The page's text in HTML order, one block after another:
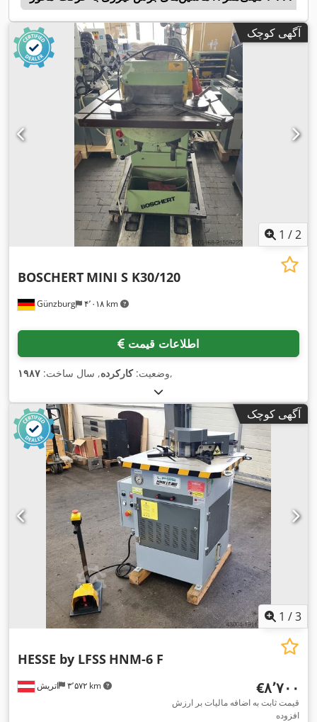
آگهی کوچک
1 /2
Günzburg ۴٬۰۱۸ km
BOSCHERT MINI S K30/120
اطلاعات قیمت
وضعیت:کارکرده, سال ساخت: ۱۹۸۷ ,
آگهی کوچک
1 /3
اتریش ۳٬۵۷۲ km
HESSE by LFSS HNM-6 F
‎€۸٬۷۰۰
قیمت ثابت به اضافه مالیات بر ارزش
افزوده